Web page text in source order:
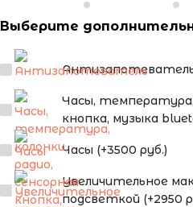
Выберите
Антизапотеватель
Часы, температура,
кнопка, музыка
Часы (+3500 руб.)
Увеличительное
подсветкой (+2950